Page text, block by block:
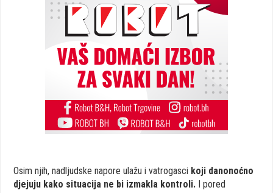
Osim njih, nadljudske napore ulažu i vatrogasci koji danonoćno
djejuju kako situacija ne bi izmakla kontroli. I pored